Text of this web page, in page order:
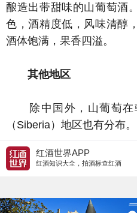
酿造出带甜味的山葡萄酒
色，酒精度低，风味清醇
酒体饱满，果香四溢。
其他地区
除中国外，山葡萄在
（Siberia）地区也有分布。
红酒世界APP
红酒知识大全，拍酒标查红酒